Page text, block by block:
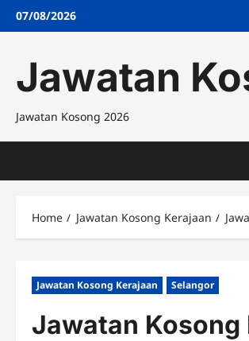
Skip07/08/2026
Jawatan
Jawatan Kosong 2026
Home Jawatan Kosong Kerajaan
Jawatan Kosong Kerajaan Selangor
Jawatan